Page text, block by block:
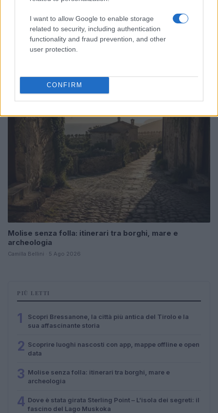
I want to allow Google to enable storage
related to security, including authentication
functionality and fraud prevention, and other
user protection.
CONFIRM
Scoprire luoghi nascosti con app, mappe offline e
Alessandro Tassinari · 5 Ago 2026
Molise senza folla: itinerari tra borghi, mare e
archeologia
Camilla Bellini · 5 Ago 2026
PIÙ LETTI
1
Scopri Bressanone, la città più antica del Tirolo e la
sua affascinante storia
2 Scoprire luoghi nascosti con app, mappe offline e open
data
3 Molise senza folla: itinerari tra borghi, mare e
archeologia
4 Dove è stata girata Sterling Point – L’isola dei segreti: il
fascino del Lago Muskoka